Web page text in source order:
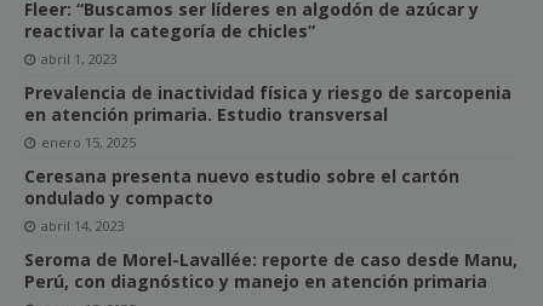
Fleer: “Buscamos ser líderes en algodón de azúcar y
reactivar la categoría de chicles”
abril 1, 2023
Prevalencia de inactividad física y riesgo de sarcopenia
en atención primaria. Estudio transversal
enero 15, 2025
Ceresana presenta nuevo estudio sobre el cartón
ondulado y compacto
abril 14, 2023
Seroma de Morel-Lavallée: reporte de caso desde Manu,
Perú, con diagnóstico y manejo en atención primaria